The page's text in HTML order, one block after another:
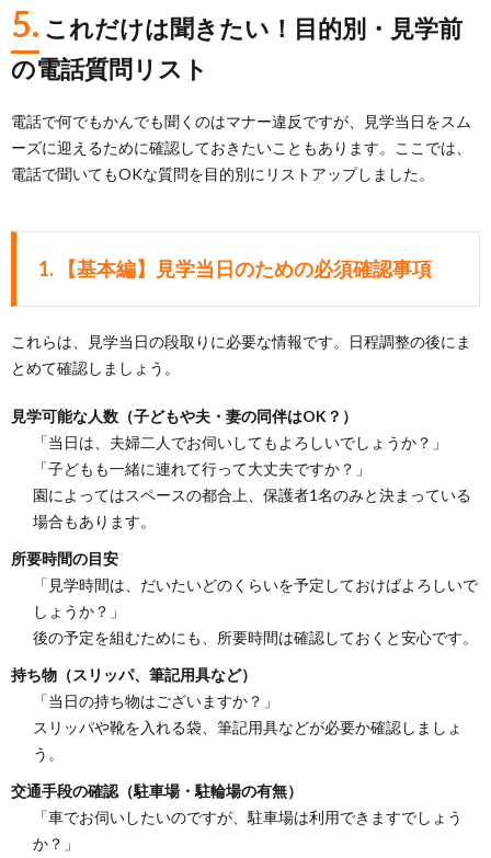
5. これだけは聞きたい！目的別・見学前
の電話質問リスト
電話で何でもかんでも聞くのはマナー違反ですが、見学当日をスム
ーズに迎えるために確認しておきたいこともあります。ここでは、
電話で聞いてもOKな質問を目的別にリストアップしました。
1. 【基本編】見学当日のための必須確認事項
これらは、見学当日の段取りに必要な情報です。日程調整の後にま
とめて確認しましょう。
見学可能な人数（子どもや夫・妻の同伴はOK？）
「当日は、夫婦二人でお伺いしてもよろしいでしょうか？」
「子どもも一緒に連れて行って大丈夫ですか？」
園によってはスペースの都合上、保護者1名のみと決まっている
場合もあります。
所要時間の目安
「見学時間は、だいたいどのくらいを予定しておけばよろしいで
しょうか？」
後の予定を組むためにも、所要時間は確認しておくと安心です。
持ち物（スリッパ、筆記用具など）
「当日の持ち物はございますか？」
スリッパや靴を入れる袋、筆記用具などが必要か確認しましょ
う。
交通手段の確認（駐車場・駐輪場の有無）
「車でお伺いしたいのですが、駐車場は利用できますでしょう
か？」